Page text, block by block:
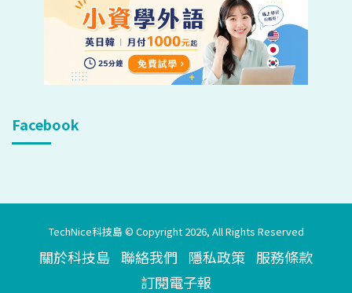
Facebook
TechNice科技島 © Copyright 2026, All Rights Reserved
關於科技島 聯絡我們 隱私政策 服務條款
訂閱電子報